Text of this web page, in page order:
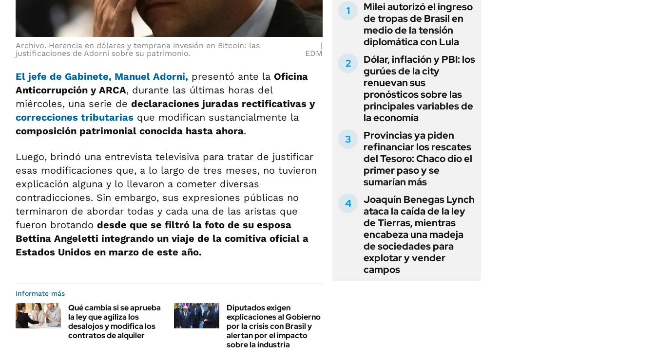
Archivo. Herencia en dólares y temprana invesión en Bitcoin: las
justificaciones de Adorni sobre su patrimonio.
EDM
El jefe de Gabinete, Manuel Adorni, presentó ante la Oficina
Anticorrupción y ARCA, durante las últimas horas del
miércoles, una serie de declaraciones juradas rectificativas y
correcciones tributarias que modifican sustancialmente la
composición patrimonial conocida hasta ahora.
Luego, brindó una entrevista televisiva para tratar de justificar
esas modificaciones que, a lo largo de tres meses, no tuvieron
explicación alguna y lo llevaron a cometer diversas
contradicciones. Sin embargo, sus expresiones públicas no
terminaron de abordar todas y cada una de las aristas que
fueron brotando desde que se filtró la foto de su esposa
Bettina Angeletti integrando un viaje de la comitiva oficial a
Estados Unidos en marzo de este año.
Informate más
Qué cambia si se aprueba
la ley que agiliza los
desalojos y modifica los
contratos de alquiler
Diputados exigen
explicaciones al Gobierno
por la crisis con Brasil y
alertan por el impacto
sobre la industria
Milei autorizó el ingreso
de tropas de Brasil en
medio de la tensión
diplomática con Lula
Dólar, inflación y PBI: los
gurúes de la city
renuevan sus
pronósticos sobre las
principales variables de
la economía
Provincias ya piden
refinanciar los rescates
del Tesoro: Chaco dio el
primer paso y se
sumarían más
Joaquín Benegas Lynch
ataca la caída de la ley
de Tierras, mientras
encabeza una madeja
de sociedades para
explotar y vender
campos